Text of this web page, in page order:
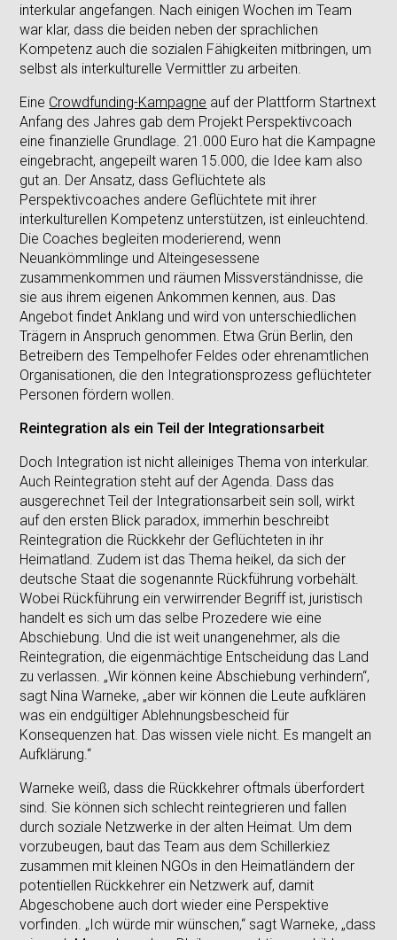
interkular angefangen. Nach einigen Wochen im Team
war klar, dass die beiden neben der sprachlichen
Kompetenz auch die sozialen Fähigkeiten mitbringen, um
selbst als interkulturelle Vermittler zu arbeiten.
Eine Crowdfunding-Kampagne auf der Plattform Startnext
Anfang des Jahres gab dem Projekt Perspektivcoach
eine finanzielle Grundlage. 21.000 Euro hat die Kampagne
eingebracht, angepeilt waren 15.000, die Idee kam also
gut an. Der Ansatz, dass Geflüchtete als
Perspektivcoaches andere Geflüchtete mit ihrer
interkulturellen Kompetenz unterstützen, ist einleuchtend.
Die Coaches begleiten moderierend, wenn
Neuankömmlinge und Alteingesessene
zusammenkommen und räumen Missverständnisse, die
sie aus ihrem eigenen Ankommen kennen, aus. Das
Angebot findet Anklang und wird von unterschiedlichen
Trägern in Anspruch genommen. Etwa Grün Berlin, den
Betreibern des Tempelhofer Feldes oder ehrenamtlichen
Organisationen, die den Integrationsprozess geflüchteter
Personen fördern wollen.
Reintegration als ein Teil der Integrationsarbeit
Doch Integration ist nicht alleiniges Thema von interkular.
Auch Reintegration steht auf der Agenda. Dass das
ausgerechnet Teil der Integrationsarbeit sein soll, wirkt
auf den ersten Blick paradox, immerhin beschreibt
Reintegration die Rückkehr der Geflüchteten in ihr
Heimatland. Zudem ist das Thema heikel, da sich der
deutsche Staat die sogenannte Rückführung vorbehält.
Wobei Rückführung ein verwirrender Begriff ist, juristisch
handelt es sich um das selbe Prozedere wie eine
Abschiebung. Und die ist weit unangenehmer, als die
Reintegration, die eigenmächtige Entscheidung das Land
zu verlassen. „Wir können keine Abschiebung verhindern“,
sagt Nina Warneke, „aber wir können die Leute aufklären
was ein endgültiger Ablehnungsbescheid für
Konsequenzen hat. Das wissen viele nicht. Es mangelt an
Aufklärung.“
Warneke weiß, dass die Rückkehrer oftmals überfordert
sind. Sie können sich schlecht reintegrieren und fallen
durch soziale Netzwerke in der alten Heimat. Um dem
vorzubeugen, baut das Team aus dem Schillerkiez
zusammen mit kleinen NGOs in den Heimatländern der
potentiellen Rückkehrer ein Netzwerk auf, damit
Abgeschobene auch dort wieder eine Perspektive
vorfinden. „Ich würde mir wünschen,“ sagt Warneke, „dass